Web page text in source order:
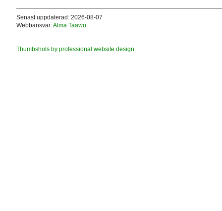
Senast uppdaterad: 2026-08-07
Webbansvar:Alma Taawo
Thumbshots by professional website design